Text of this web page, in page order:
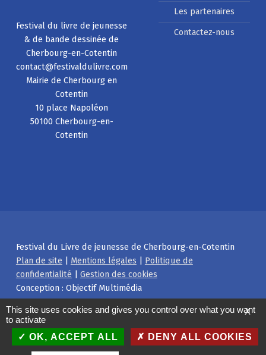
Festival du livre de jeunesse
& de bande dessinée de
Cherbourg-en-Cotentin
contact@festivaldulivre.com
Mairie de Cherbourg en
Cotentin
10 place Napoléon
50100 Cherbourg-en-
Cotentin
Les partenaires
Contactez-nous
Festival du Livre de jeunesse de Cherbourg-en-Cotentin
Plan de site | Mentions légales | Politique de
confidentialité | Gestion des cookies
Conception : Objectif Multimédia
Facebook
Instagram
Back to top ↑ X
This site uses cookies and gives you control over what you want
to activate
OK, ACCEPT ALL
DENY ALL COOKIES